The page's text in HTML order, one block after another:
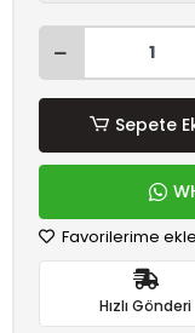
Sepete
Favorilerime ekle
Hızlı Gönderi